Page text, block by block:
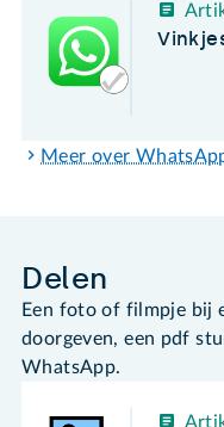
Meer over
Delen
Een foto of filmpje bij
doorgeven, een pdf
WhatsApp.